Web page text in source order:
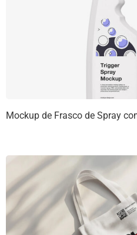
Mockup de Frasco de Spray